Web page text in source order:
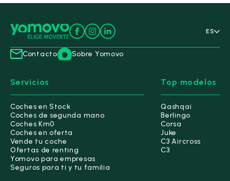
ES
Contacto Sobre Yomovo
Servicios
Coches en Stock
Coches de segunda mano
Coches Km0
Coches en oferta
Vende tu coche
Ofertas de renting
Yomovo para empresas
Seguros para ti y tu familia
Top modelos
Qashqai
Berlingo
Corsa
Juke
C3 Aircross
C3